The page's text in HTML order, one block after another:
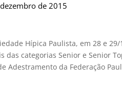
de 2015
Hípica Paulista, em 28 e
categorias Senior e Senior
Adestramento da Federação